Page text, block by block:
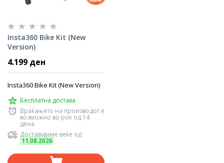
Insta360 Bike Kit (New
Version)
4.199 ден
Insta360 Bike Kit (New Version)
Бесплатна достава
Враќањето на производот е
возможно во рок од 14
дена
Доставуваме веќе од
11.08.2026